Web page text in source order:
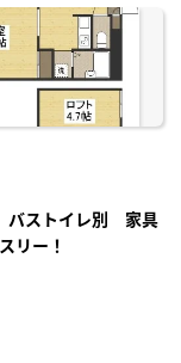
に入
バストイレ別 家具
リー！